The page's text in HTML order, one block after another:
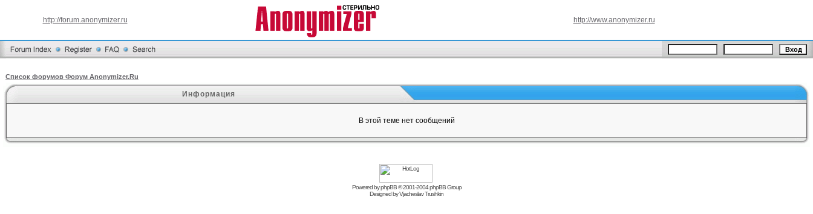
http://forum.anonymizer.ru http://www.anonymizer.ru
Список форумов Форум Anonymizer.Ru
Информация
В этой теме нет сообщений
Powered byphpBB© 2001-2004 phpBB Group
Designed byVjacheslav Trushkin